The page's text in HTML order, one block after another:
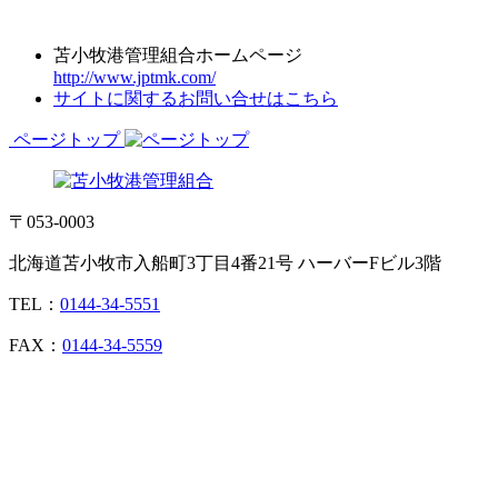
苫小牧港管理組合ホームページ
http://www.jptmk.com/
サイトに関するお問い合せはこちら
ページトップ
〒053-0003
北海道苫小牧市入船町3丁目4番21号 ハーバーFビル3階
TEL： 0144-34-5551
FAX： 0144-34-5559